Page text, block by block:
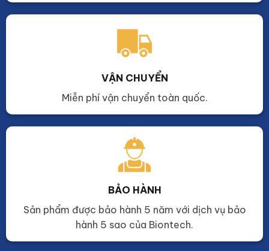
VẬN CHUYỂN
Miễn phí vận chuyển toàn quốc.
BẢO HÀNH
Sản phẩm được bảo hành 5 năm với dịch vụ bảo
hành 5 sao của Biontech.